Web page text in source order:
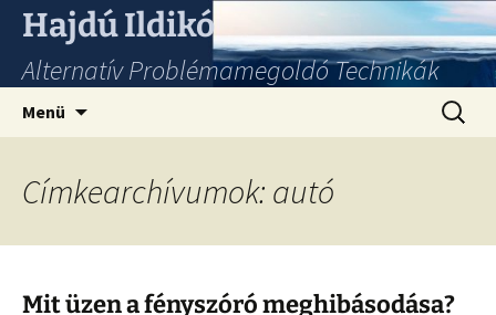
Hajdú Ildikó
Alternatív Problémamegoldó Technikák
Menü
Címkearchívumok: autó
Mit üzen a fényszóró meghibásodása?